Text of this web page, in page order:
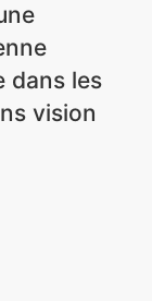
dans les
vision